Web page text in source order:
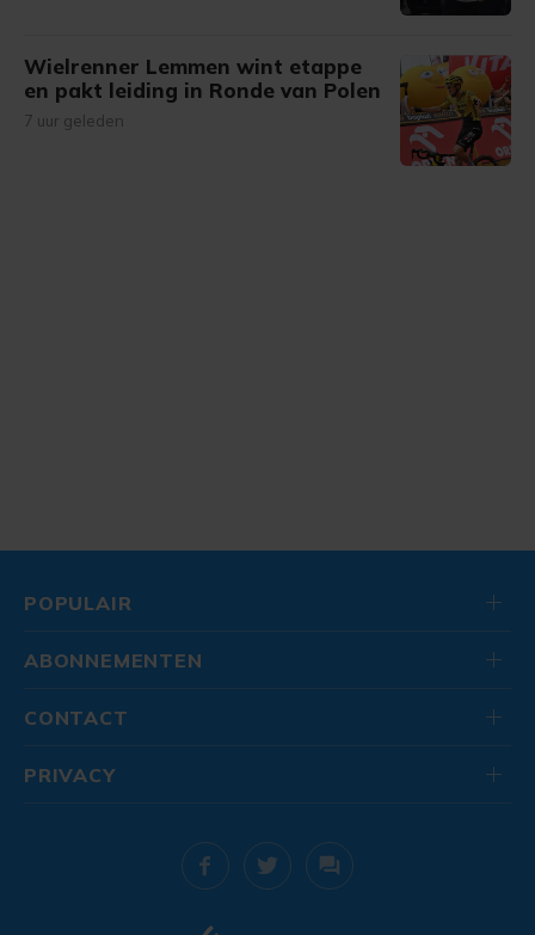
Wielrenner Lemmen wint etappe
en pakt leiding in Ronde van Polen
7 uur geleden
POPULAIR
ABONNEMENTEN
CONTACT
PRIVACY